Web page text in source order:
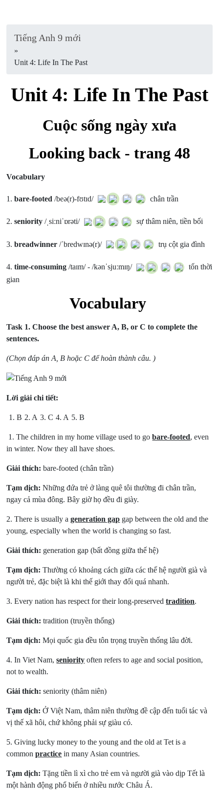
Tiếng Anh 9 mới
»
Unit 4: Life In The Past
Unit 4: Life In The Past
Cuộc sống ngày xưa
Looking back - trang 48
Vocabulary
1.bare-footed /beə(r)-fʊtɪd/ chân trần
2.seniority /ˌsiːniˈɒrəti/ sự thâm niên, tiền bối
3.breadwinner /ˈbredwɪnə(r)/ trụ cột gia đình
4.time-consuming /taɪm/ - /kənˈsjuːmɪŋ/
tốn thời
gian
Vocabulary
Task 1.Choose the best answer A, B, or C to complete the
sentences.
(Chọn đáp án A, B hoặc C để hoàn thành câu. )
Lời giải chi tiết:
1. B 2. A 3. C 4. A 5. B
1. The children in my home village used to gobare-footed, even
in winter. Now they all have shoes.
Giải thích: bare-footed (chân trần)
Tạm dịch: Những đứa trẻ ở làng quê tôi thường đi chân trần,
ngay cả mùa đông. Bây giờ họ đều đi giày.
2. There is usually ageneration gap gap between the old and the
young, especially when the world is changing so fast.
Giải thích: generation gap (bất đồng giữa thế hệ)
Tạm dịch: Thường có khoảng cách giữa các thế hệ người già và
người trẻ, đặc biệt là khi thế giới thay đổi quá nhanh.
3. Every nation has respect for their long-preservedtradition.
Giải thích: tradition (truyền thống)
Tạm dịch: Mọi quốc gia đều tôn trọng truyền thống lâu đời.
4. In Viet Nam,seniority often refers to age and social position,
not to wealth.
Giải thích: seniority (thâm niên)
Tạm dịch: Ở Việt Nam, thâm niên thường đề cập đến tuổi tác và
vị thế xã hôi, chứ không phải sự giàu có.
5. Giving lucky money to the young and the old at Tet is a
commonpractice in many Asian countries.
Tạm dịch: Tặng tiền lì xì cho trẻ em và người già vào dịp Tết là
một hành động phổ biến ở nhiều nước Châu Á.